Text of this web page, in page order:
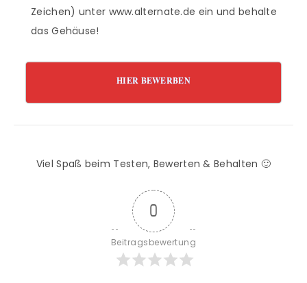
Zeichen) unter www.alternate.de ein und behalte
das Gehäuse!
HIER BEWERBEN
Viel Spaß beim Testen, Bewerten & Behalten 🙂
0
Beitragsbewertung